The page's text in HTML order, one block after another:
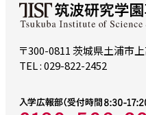
〒300-0811 茨城県土浦市
TEL : 029-822-2452